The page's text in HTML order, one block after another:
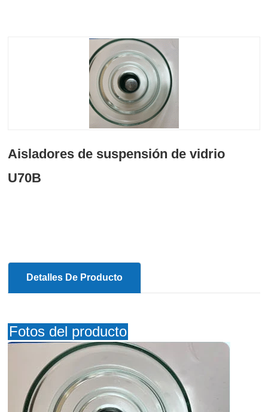
Aisladores de suspensión de vidrio
U70B
Detalles De Producto
Fotos del producto